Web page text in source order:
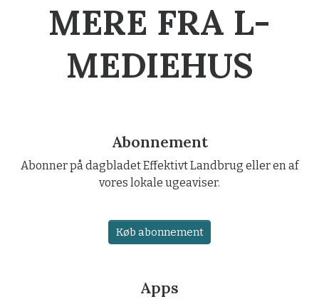
MERE FRA L-
MEDIEHUS
Abonnement
Abonner på dagbladet Effektivt Landbrug eller en af
vores lokale ugeaviser.
Køb abonnement
Apps